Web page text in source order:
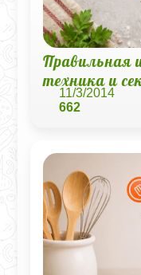
Правильная
техника и
11/3/2014
662